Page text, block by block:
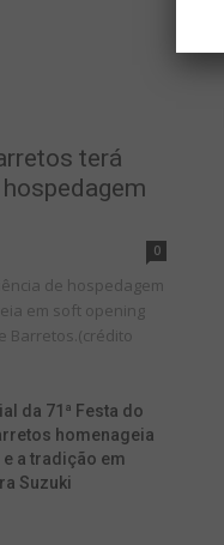
terá
0
de hospedagem
em soft opening
Barretos.(crédito
da 71ª Festa do
homenageia
a tradição em
Suzuki